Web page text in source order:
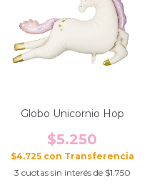
Globo Unicornio Hop
$5.250
$4.725 con
3 cuotas sin interés de $1.750